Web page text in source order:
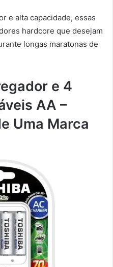
e alta capacidade, essas
hardcore que desejam
longas maratonas de
e 4
AA –
Uma Marca